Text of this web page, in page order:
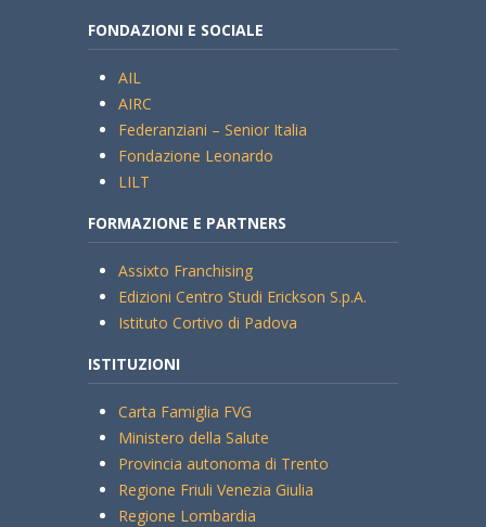
FONDAZIONI E SOCIALE
AIL
AIRC
Federanziani – Senior Italia
Fondazione Leonardo
LILT
FORMAZIONE E PARTNERS
Assixto Franchising
Edizioni Centro Studi Erickson S.p.A.
Istituto Cortivo di Padova
ISTITUZIONI
Carta Famiglia FVG
Ministero della Salute
Provincia autonoma di Trento
Regione Friuli Venezia Giulia
Regione Lombardia